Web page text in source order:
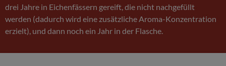
drei Jahre in Eichenfässern gereift, die nicht nachgefüllt
werden (dadurch wird eine zusätzliche Aroma-Konzentration
erzielt), und dann noch ein Jahr in der Flasche.